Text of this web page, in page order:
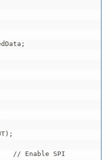
// Enable SPI